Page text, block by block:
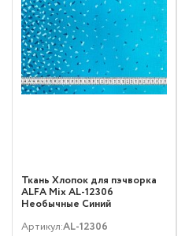
Ткань Хлопок для пэчворка
ALFA Mix AL-12306
Необычные Синий
Артикул:AL-12306